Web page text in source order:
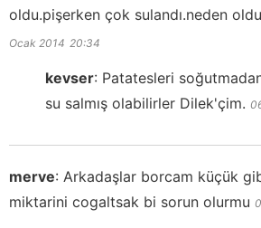
oldu.pişerken çok sulandı.neden
Ocak 2014 20:34
kevser: Patatesleri
su salmış olabilirler Dilek'çim.
merve: Arkadaşlar borcam küçük
miktarini cogaltsak bi sorun olurmu